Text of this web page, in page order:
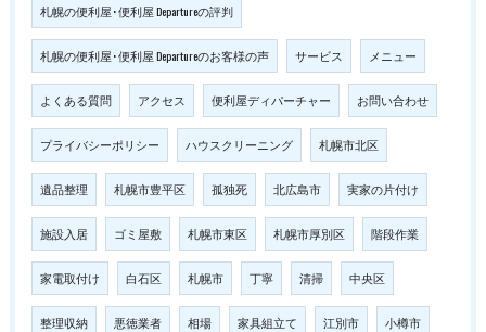
札幌の便利屋･便利屋 Departureの評判
札幌の便利屋･便利屋 Departureのお客様の声 サービス メニュー
よくある質問 アクセス 便利屋ディパーチャー お問い合わせ
プライバシーポリシー ハウスクリーニング 札幌市北区
遺品整理 札幌市豊平区 孤独死 北広島市 実家の片付け
施設入居 ゴミ屋敷 札幌市東区 札幌市厚別区 階段作業
家電取付け 白石区 札幌市 丁寧 清掃 中央区
整理収納 悪徳業者 相場 家具組立て 江別市 小樽市